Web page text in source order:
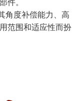
件。
角度补偿能力、高
范围和适应性而扮